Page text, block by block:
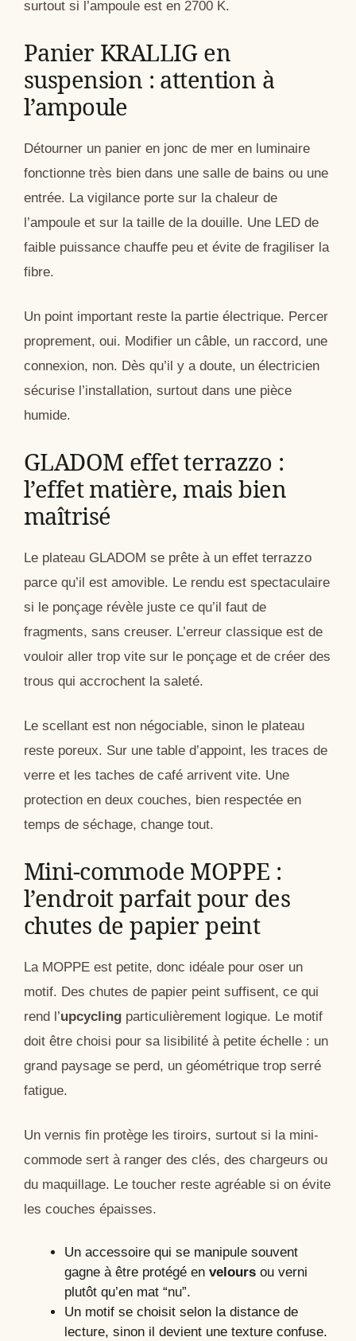
surtout si l’ampoule est en 2700 K.
Panier KRALLIG en
suspension : attention à
l’ampoule
Détourner un panier en jonc de mer en luminaire
fonctionne très bien dans une salle de bains ou une
entrée. La vigilance porte sur la chaleur de
l’ampoule et sur la taille de la douille. Une LED de
faible puissance chauffe peu et évite de fragiliser la
fibre.
Un point important reste la partie électrique. Percer
proprement, oui. Modifier un câble, un raccord, une
connexion, non. Dès qu’il y a doute, un électricien
sécurise l’installation, surtout dans une pièce
humide.
GLADOM effet terrazzo :
l’effet matière, mais bien
maîtrisé
Le plateau GLADOM se prête à un effet terrazzo
parce qu’il est amovible. Le rendu est spectaculaire
si le ponçage révèle juste ce qu’il faut de
fragments, sans creuser. L’erreur classique est de
vouloir aller trop vite sur le ponçage et de créer des
trous qui accrochent la saleté.
Le scellant est non négociable, sinon le plateau
reste poreux. Sur une table d’appoint, les traces de
verre et les taches de café arrivent vite. Une
protection en deux couches, bien respectée en
temps de séchage, change tout.
Mini-commode MOPPE :
l’endroit parfait pour des
chutes de papier peint
La MOPPE est petite, donc idéale pour oser un
motif. Des chutes de papier peint suffisent, ce qui
rend l’upcycling particulièrement logique. Le motif
doit être choisi pour sa lisibilité à petite échelle : un
grand paysage se perd, un géométrique trop serré
fatigue.
Un vernis fin protège les tiroirs, surtout si la mini-
commode sert à ranger des clés, des chargeurs ou
du maquillage. Le toucher reste agréable si on évite
les couches épaisses.
Un accessoire qui se manipule souvent
gagne à être protégé en velours ou verni
plutôt qu’en mat “nu”.
Un motif se choisit selon la distance de
lecture, sinon il devient une texture confuse.